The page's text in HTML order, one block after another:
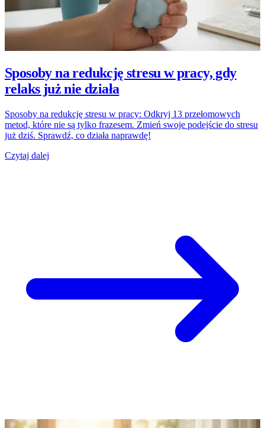
Sposoby na redukcję stresu w pracy, gdy
relaks już nie działa
Sposoby na redukcję stresu w pracy: Odkryj 13 przełomowych
metod, które nie są tylko frazesem. Zmień swoje podejście do stresu
już dziś. Sprawdź, co działa naprawdę!
Czytaj dalej